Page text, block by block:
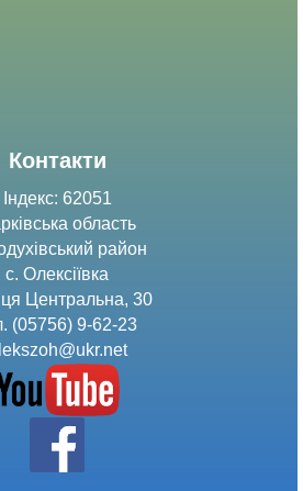
Контакти
Індекс: 62051
область
район
с. Олексіївка
Центральна, 30
(05756) 9-62-23